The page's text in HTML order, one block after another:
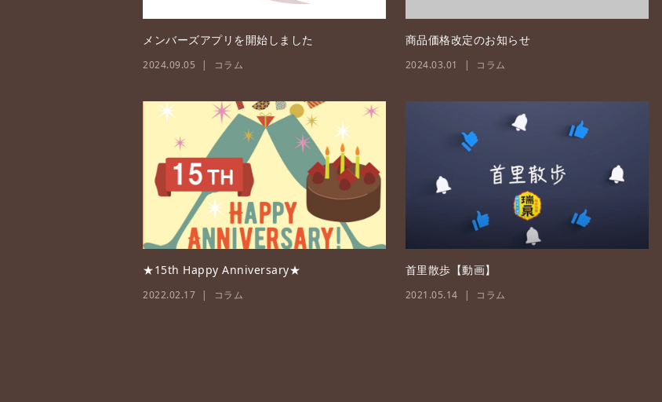
メンバーズアプリを開始しました
2024.09.05 コラム
商品価格改定のお知らせ
2024.03.01 コラム
★15th Happy Anniversary★
2022.02.17 コラム
首里散歩【動画】
2021.05.14 コラム